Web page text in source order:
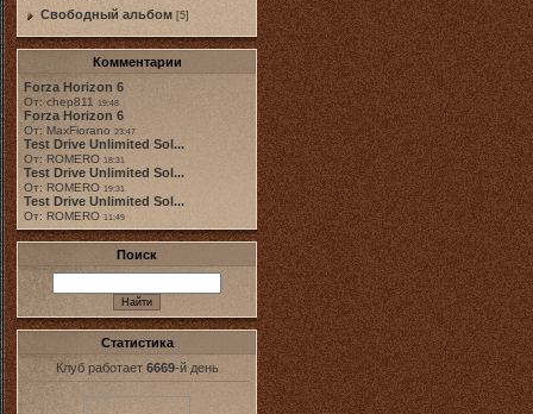
Свободный альбом [5]
Комментарии
Forza Horizon 6
От: chep811 19:48
Forza Horizon 6
От: MaxFiorano 23:47
Test Drive Unlimited Sol...
От: ROMERO 18:31
Test Drive Unlimited Sol...
От: ROMERO 19:31
Test Drive Unlimited Sol...
От: ROMERO 11:49
Поиск
Статистика
Клуб работает 6669-й день